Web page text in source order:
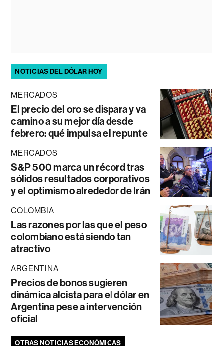
NOTICIAS DEL DÓLAR HOY
MERCADOS
El precio del oro se dispara y va
camino a su mejor día desde
febrero: qué impulsa el repunte
MERCADOS
S&P 500 marca un récord tras
sólidos resultados corporativos
y el optimismo alrededor de Irán
COLOMBIA
Las razones por las que el peso
colombiano está siendo tan
atractivo
ARGENTINA
Precios de bonos sugieren
dinámica alcista para el dólar en
Argentina pese a intervención
oficial
OTRAS NOTICIAS ECONÓMICAS